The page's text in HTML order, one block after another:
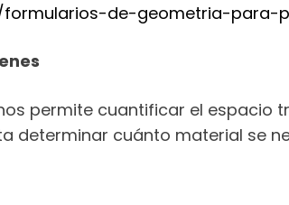
de-geometria-
permite cuantificar el espacio
determinar cuánto material se